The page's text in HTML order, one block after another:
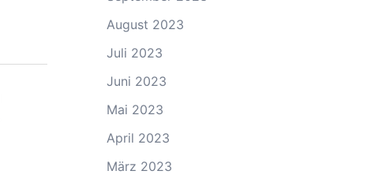
August 2023
Juli 2023
Juni 2023
Mai 2023
April 2023
März 2023